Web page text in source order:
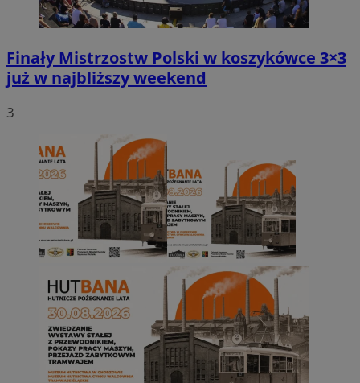
Finały Mistrzostw Polski w koszykówce 3×3
już w najbliższy weekend
3